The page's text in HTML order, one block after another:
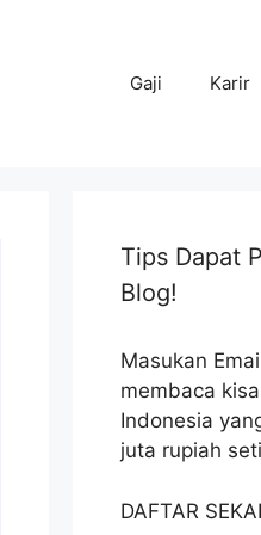
Gaji Karir
Tips Dapat
Blog!
Masukan
membaca
Indonesia
juta rupiah
DAFTAR